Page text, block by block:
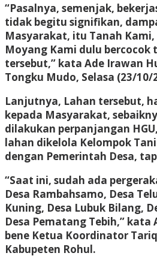
“Pasalnya, semenjak,
tidak begitu signifikan,
Masyarakat, itu Tanah
Moyang Kami dulu bercocok
tersebut,” kata Ade Irawan
Tongku Mudo, Selasa (23/10/
Lanjutnya, Lahan tersebut,
kepada Masyarakat,
dilakukan perpanjangan
lahan dikelola Kelompok
dengan Pemerintah Desa,
“Saat ini, sudah ada
Desa Rambahsamo, Desa
Kuning, Desa Lubuk Bilang,
Desa Pematang Tebih,”
bene Ketua Koordinator
Kabupeten Rohul.